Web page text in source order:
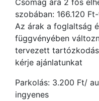
Csomag ára 2 fős
szobában: 166.120
Az árak a foglaltság
függvényében
tervezett
kérje ajánlatunkat
Parkolás: 3.200 Ft/
ingyenes